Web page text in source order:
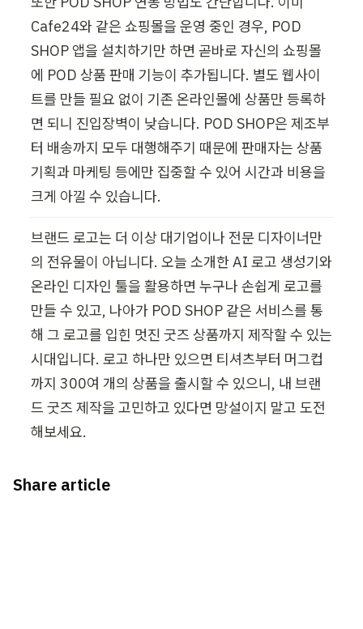
Cafe24와 같은 쇼핑몰을 운영 중인 경우, POD
SHOP 앱을 설치하기만 하면 곧바로 자신의 쇼핑몰
에 POD 상품 판매 기능이 추가됩니다. 별도 웹사이
트를 만들 필요 없이 기존 온라인몰에 상품만 등록하
면 되니 진입장벽이 낮습니다. POD SHOP은 제조부
터 배송까지 모두 대행해주기 때문에 판매자는 상품
기획과 마케팅 등에만 집중할 수 있어 시간과 비용을
크게 아낄 수 있습니다.
브랜드 로고는 더 이상 대기업이나 전문 디자이너만
의 전유물이 아닙니다. 오늘 소개한 AI 로고 생성기와
온라인 디자인 툴을 활용하면 누구나 손쉽게 로고를
만들 수 있고, 나아가 POD SHOP 같은 서비스를 통
해 그 로고를 입힌 멋진 굿즈 상품까지 제작할 수 있는
시대입니다. 로고 하나만 있으면 티셔츠부터 머그컵
까지 300여 개의 상품을 출시할 수 있으니, 내 브랜
드 굿즈 제작을 고민하고 있다면 망설이지 말고 도전
해보세요.
Share article